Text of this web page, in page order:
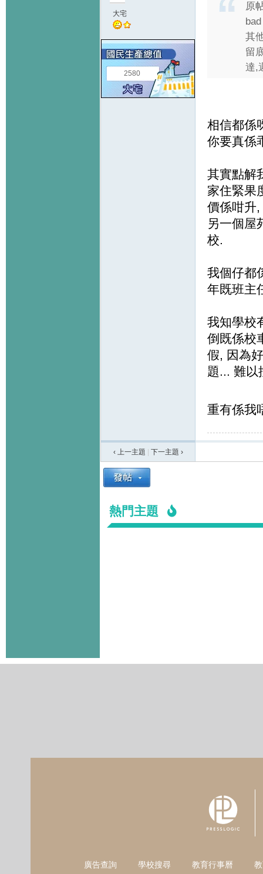
大宅
2580
原
其
留
達,
相信都係
你要真係
其實點解
家住緊果
價係咁升
另一個屋
校.
我個仔都
年既班主
我知學校
倒既係校
假, 因為
題... 難以
重有係我
‹ 上一主題 下一主題 ›
熱門主題
廣告查詢 學校搜尋 教育行事曆